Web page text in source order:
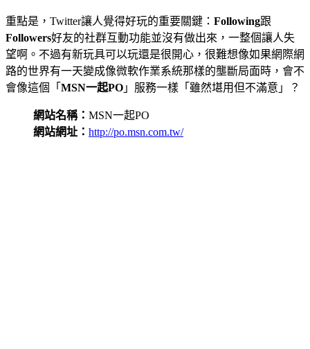
重點是，Twitter讓人覺得好玩的重要關鍵： Following跟
Followers好友的社群互動功能並沒有做出來，一整個讓人失
望啊。不過有新玩具可以玩還是很開心，很難想像如果網際網
路的世界有一天變成像微軟作業系統那樣的壟斷局面時，會不
會像這個「 MSN一起PO 」服務一樣「雖然堪用但不滿意」？
網站名稱： MSN一起PO
網站網址： http://po.msn.com.tw/